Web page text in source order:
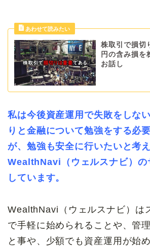
株取引で損切
円の含み損を
お話し
私は今後資産運用で失敗をしな
りと金融について勉強をする必
が、勉強も安全に行いたいと考え
WealthNavi（ウェルスナビ）の
しています。
WealthNavi（ウェルスナビ）は
で手軽に始められることや、管
と事や、少額でも資産運用が始